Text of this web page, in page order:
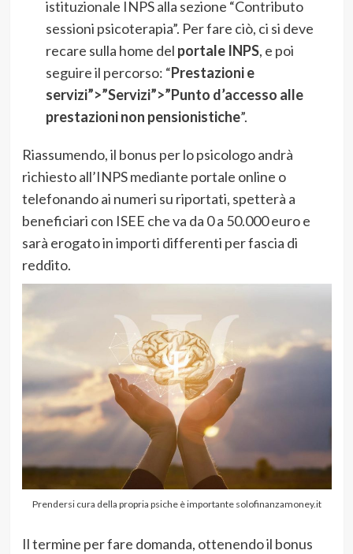
istituzionale INPS alla sezione “Contributo
sessioni psicoterapia”. Per fare ciò, ci si deve
recare sulla home del portale INPS, e poi
seguire il percorso: “Prestazioni e
servizi”>”Servizi”>”Punto d’accesso alle
prestazioni non pensionistiche”.
Riassumendo, il bonus per lo psicologo andrà
richiesto all’INPS mediante portale online o
telefonando ai numeri su riportati, spetterà a
beneficiari con ISEE che va da 0 a 50.000 euro e
sarà erogato in importi differenti per fascia di
reddito.
Prendersi cura della propria psiche è importante solofinanzamoney.it
Il termine per fare domanda, ottenendo il bonus